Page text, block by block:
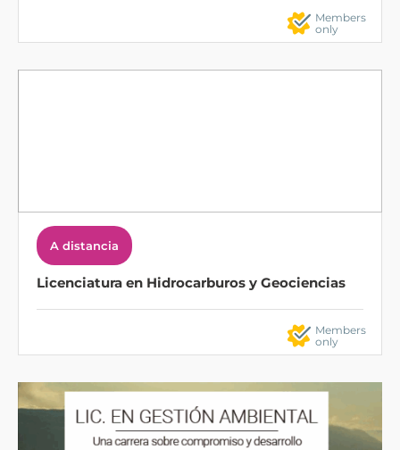
Members
only
A distancia
Licenciatura en Hidrocarburos y Geociencias
Members
only